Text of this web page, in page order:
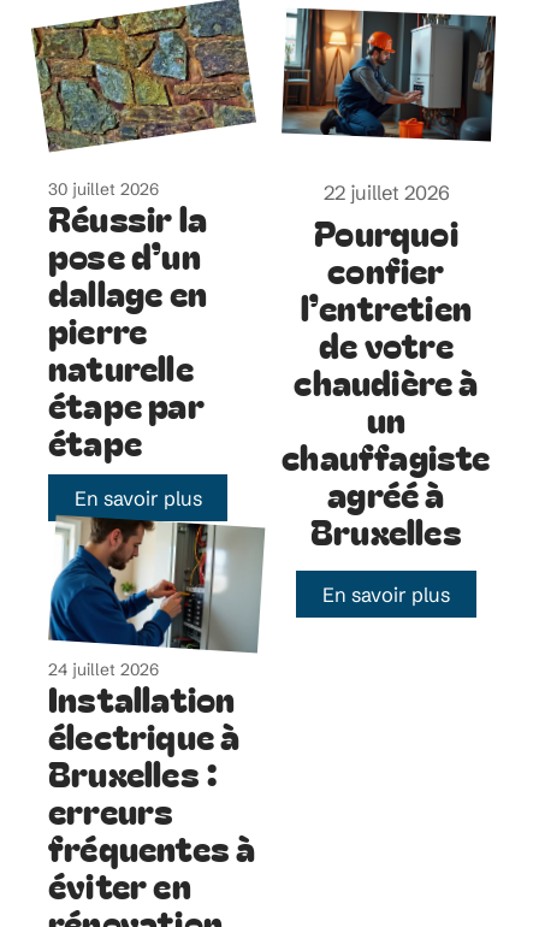
30 juillet 2026
Réussir la
pose d’un
dallage en
pierre
naturelle
étape par
étape
En savoir plus
24 juillet 2026
Installation
électrique à
Bruxelles :
erreurs
fréquentes à
éviter en
22 juillet 2026
Pourquoi
confier
l’entretien
de votre
chaudière à
un
chauffagiste
agréé à
Bruxelles
En savoir plus